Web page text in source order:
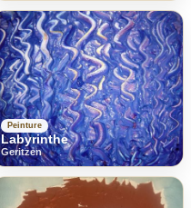
Peinture
Labyrinthe
Geritzen